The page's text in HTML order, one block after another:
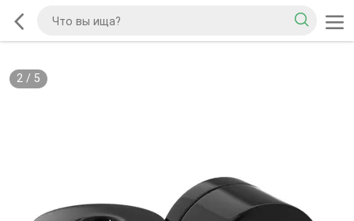
2/ 5